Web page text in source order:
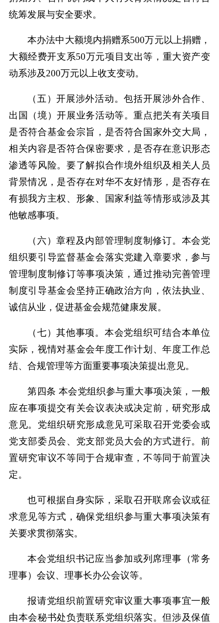
统筹发展与安全要求。
本办法中大额境内捐赠系500万元以上捐赠，
大额经费开支系50万元项目支出等，重大资产变
动系涉及200万元以上收支变动。
（五）开展涉外活动。包括开展涉外合作、
出国（境）开展业务活动等。重点把关有关项目
是否符合基金会宗旨，是否符合国家外交大局，
相关内容是否符合保密要求，是否存在意识形态
渗透等风险。要了解拟合作境外组织及相关人员
背景情况，是否存在对华不友好情形，是否存在
有损我方主权、形象、国家利益等情形或涉及其
他敏感事项。
（六）章程及内部管理制度制修订。本会党
组织要引导监督基金会落实党建入章要求，参与
管理制度制修订等事项决策，通过推动完善管理
制度引导基金会坚持正确政治方向，依法执业、
诚信从业，促进基金会规范健康发展。
（七）其他事项。本会党组织可结合本单位
实际，视情对基金会年度工作计划、年度工作总
结、合规管理等方面重要事项决策提出意见。
第四条 本会党组织参与重大事项决策，一般
应在事项提交有关会议表决或决定前，研究形成
意见。党组织研究形成意见可采取召开党委会或
党支部委员会、党支部党员大会的方式进行。前
置研究审议不等同于合规审查，不等同于前置决
定。
也可根据自身实际，采取召开联席会议或征
求意见等方式，确保党组织参与重大事项决策有
关要求贯彻落实。
本会党组织书记应当参加或列席理事（常务
理事）会议、理事长办公会议等。
报请党组织前置研究审议重大事项事宜一般
由本会秘书处负责联系党组织落实。但涉及保值